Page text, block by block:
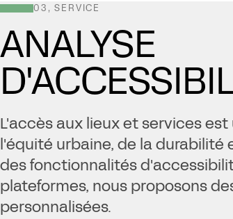
05 FORMATION DES FORMATEURS
Renforcement des capacités
déployé et utilisé par votre
03, SERVICE
ANALYSE
L'accès aux lieux et services
l'équité urbaine, de la durabilité
des fonctionnalités
plateformes, nous proposons
personnalisées.